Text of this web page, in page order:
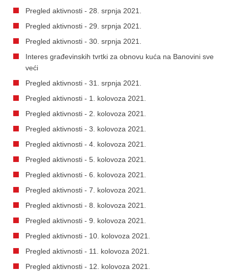
Pregled aktivnosti - 28. srpnja 2021.
Pregled aktivnosti - 29. srpnja 2021.
Pregled aktivnosti - 30. srpnja 2021.
Interes građevinskih tvrtki za obnovu kuća na Banovini sve
veći
Pregled aktivnosti - 31. srpnja 2021.
Pregled aktivnosti - 1. kolovoza 2021.
Pregled aktivnosti - 2. kolovoza 2021.
Pregled aktivnosti - 3. kolovoza 2021.
Pregled aktivnosti - 4. kolovoza 2021.
Pregled aktivnosti - 5. kolovoza 2021.
Pregled aktivnosti - 6. kolovoza 2021.
Pregled aktivnosti - 7. kolovoza 2021.
Pregled aktivnosti - 8. kolovoza 2021.
Pregled aktivnosti - 9. kolovoza 2021.
Pregled aktivnosti - 10. kolovoza 2021.
Pregled aktivnosti - 11. kolovoza 2021.
Pregled aktivnosti - 12. kolovoza 2021.